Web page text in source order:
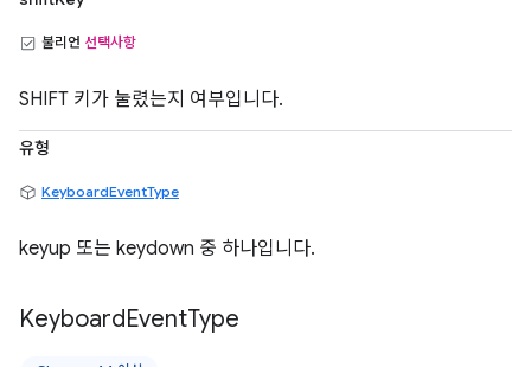
불리언 선택사항
SHIFT 키가 눌렸는지 여부입니다.
유형
KeyboardEventType
keyup 또는 keydown 중 하나입니다.
KeyboardEventType